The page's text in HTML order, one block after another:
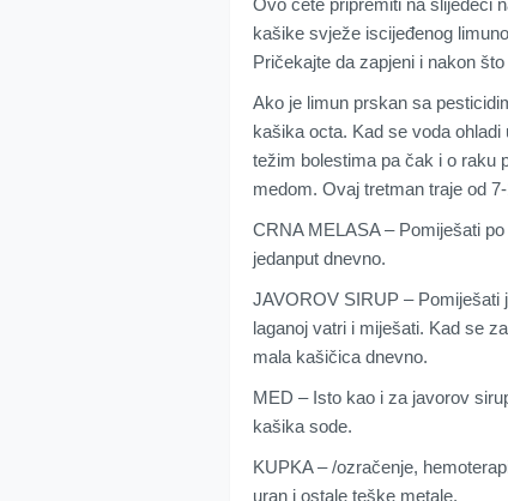
Ovo ćete pripremiti na slijedeći
kašike svježe iscijeđenog
Pričekajte da zapjeni i nakon
Ako je limun prskan sa
kašika octa. Kad se voda
težim bolestima pa čak i o raku
medom. Ovaj tretman traje od
CRNA MELASA – Pomiješati
jedanput dnevno.
JAVOROV SIRUP – Pomiješati
laganoj vatri i miješati. Kad se
mala kašičica dnevno.
MED – Isto kao i za javorov
kašika sode.
KUPKA – /ozračenje,
uran i ostale teške metale.